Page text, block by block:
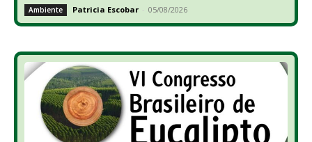
Ambiente Patricia Escobar - 05/08/2026